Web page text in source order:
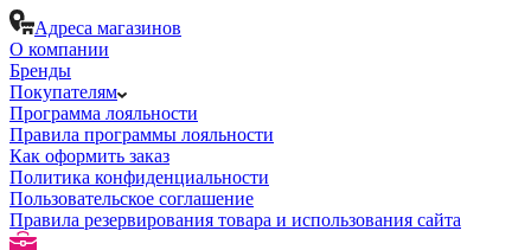
Адреса магазинов
О компании
Бренды
Покупателям
Программа лояльности
Правила программы лояльности
Как оформить заказ
Политика конфиденциальности
Пользовательское соглашение
Правила резервирования товара и использования сайта